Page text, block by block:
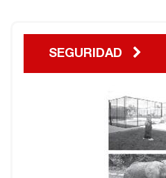
SEGURIDAD